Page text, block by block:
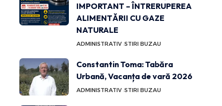
IMPORTANT – ÎNTRERUPEREA
ALIMENTĂRII CU GAZE
NATURALE
ADMINISTRATIV STIRI BUZAU
Constantin Toma: Tabăra
Urbană, Vacanța de vară 2026
ADMINISTRATIV STIRI BUZAU